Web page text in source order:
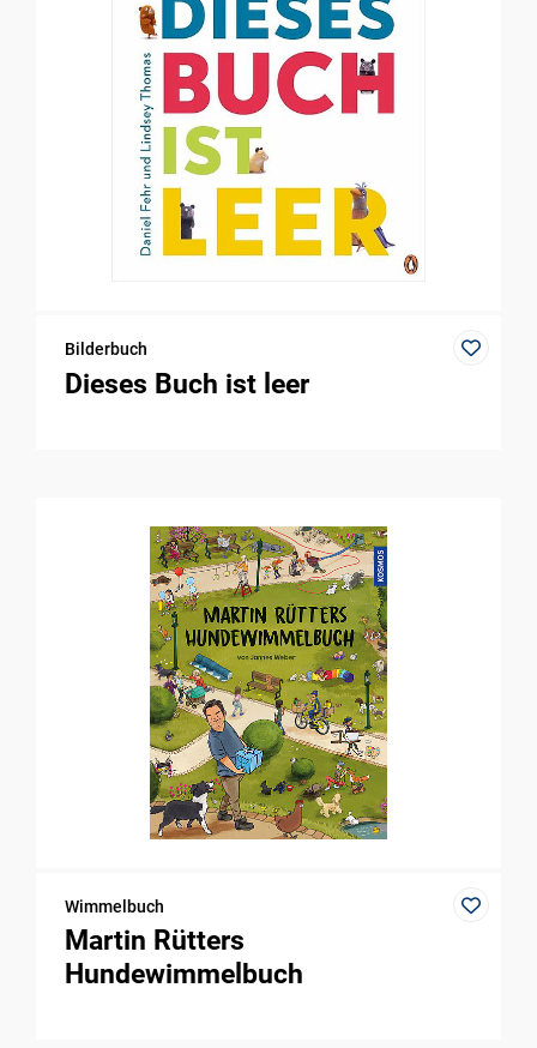
Bilderbuch
Dieses Buch ist leer
Wimmelbuch
Martin Rütters
Hundewimmelbuch